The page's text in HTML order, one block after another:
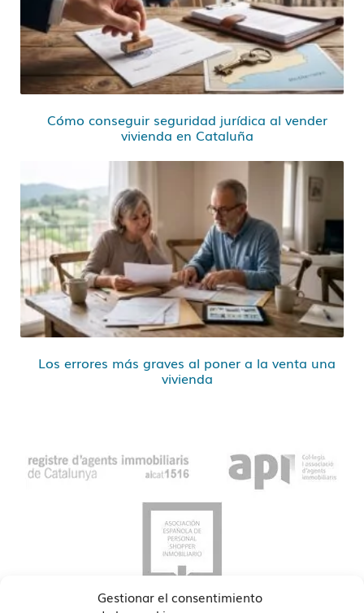
Gestionar el consentimiento
Cómo conseguir seguridad jurídica al vender
vivienda en Cataluña
Los errores más graves al poner a la venta una
vivienda